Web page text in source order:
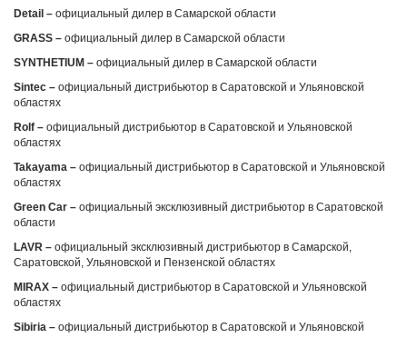
Detail – официальный дилер в Самарской области
GRASS – официальный дилер в Самарской области
SYNTHETIUM – официальный дилер в Самарской области
Sintec – официальный дистрибьютор в Саратовской и Ульяновской
областях
Rolf – официальный дистрибьютор в Саратовской и Ульяновской
областях
Takayama – официальный дистрибьютор в Саратовской и Ульяновской
областях
Green Car – официальный эксклюзивный дистрибьютор в Саратовской
области
LAVR – официальный эксклюзивный дистрибьютор в Самарской,
Саратовской, Ульяновской и Пензенской областях
MIRAX – официальный дистрибьютор в Саратовской и Ульяновской
областях
Sibiria – официальный дистрибьютор в Саратовской и Ульяновской